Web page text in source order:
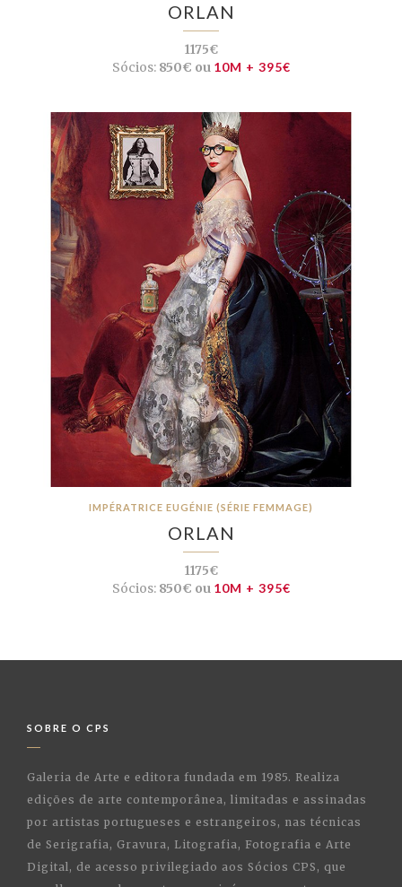
ORLAN
1175€
Sócios:850€ ou 10M + 395€
IMPÉRATRICE EUGÉNIE (SÉRIE FEMMAGE)
ORLAN
1175€
Sócios:850€ ou 10M + 395€
SOBRE O CPS
Galeria de Arte e editora fundada em 1985. Realiza
edições de arte contemporânea, limitadas e assinadas
por artistas portugueses e estrangeiros, nas técnicas
de Serigrafia, Gravura, Litografia, Fotografia e Arte
Digital, de acesso privilegiado aos Sócios CPS, que